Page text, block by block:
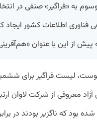
به «فراگیر» صنفی در
فناوری اطلاعات کشور ایجاد
پیش از این با عنوان
لیست فراگیر برای
معروفی از شرکت لاوان
بود که ناگزیر بودند در